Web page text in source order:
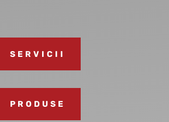
SERVICII
PRODUSE